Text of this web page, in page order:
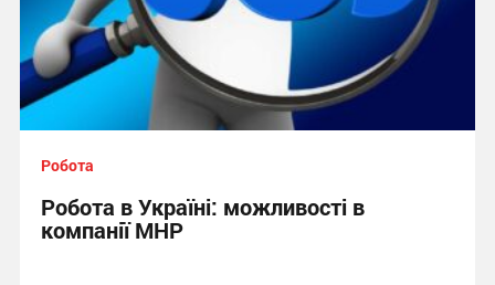
Робота
Робота в Україні: можливості в
компанії MHP